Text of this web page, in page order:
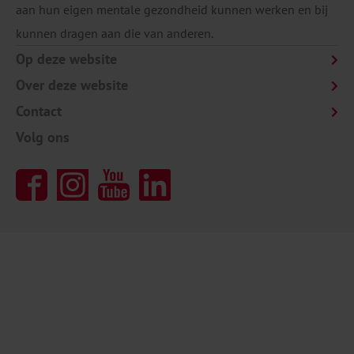
aan hun eigen mentale gezondheid kunnen werken en bij
kunnen dragen aan die van anderen.
Op deze website
Over deze website
Contact
Volg ons